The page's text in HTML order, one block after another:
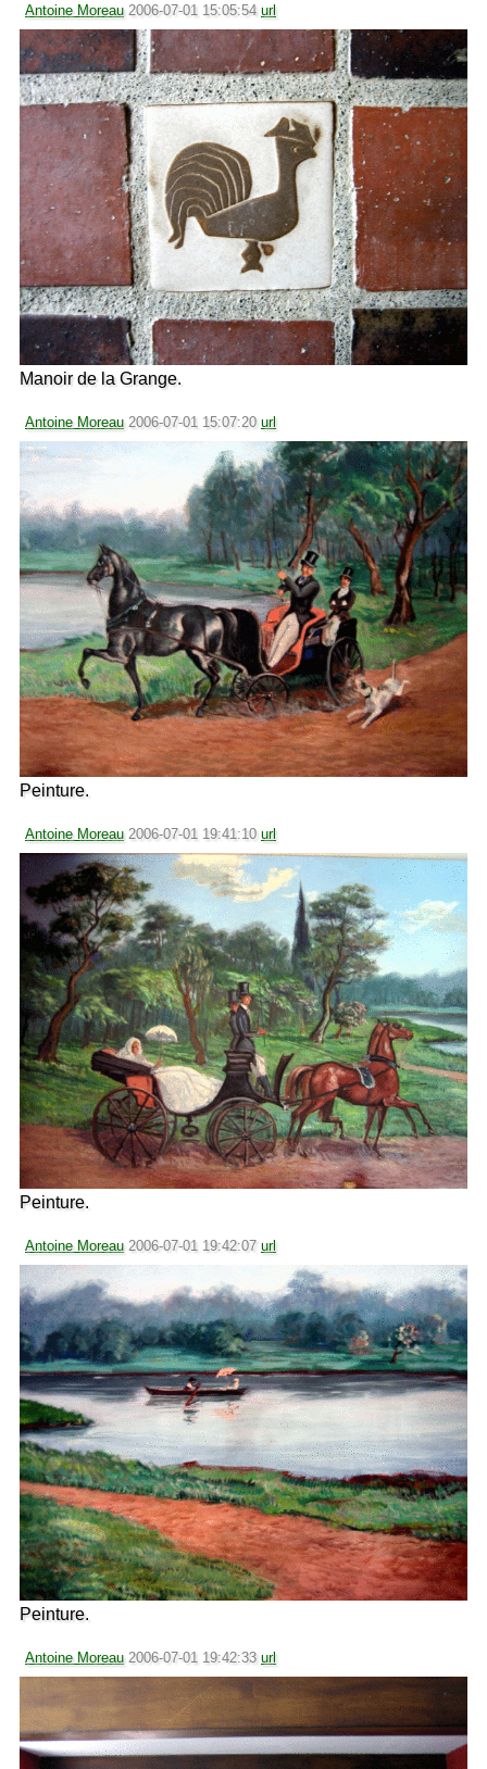
Antoine Moreau 2006-07-01 15:05:54 url
Manoir de la Grange.
Antoine Moreau 2006-07-01 15:07:20 url
Peinture.
Antoine Moreau 2006-07-01 19:41:10 url
Peinture.
Antoine Moreau 2006-07-01 19:42:07 url
Peinture.
Antoine Moreau 2006-07-01 19:42:33 url